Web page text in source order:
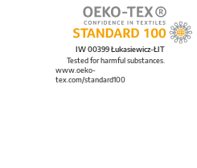
IW 00399 Łukasiewicz-ŁIT
Tested for harmful substances.
www.oeko-
tex.com/standard100